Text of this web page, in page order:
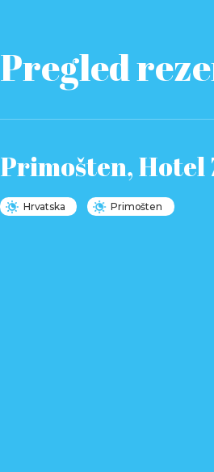
Pregled
Primošten, Hotel
Hrvatska Primošten